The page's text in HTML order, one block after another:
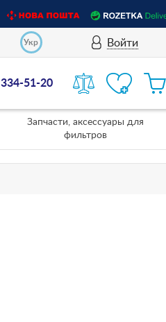
Укр Войти
334-51-20
Запчасти, аксессуары для
фильтров